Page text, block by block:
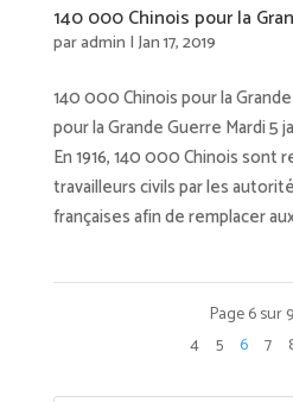
140 000 Chinois pour la
paradmin |Jan 17, 2019
140 000 Chinois pour la
pour la Grande Guerre Mardi 5
En 1916, 140 000 Chinois sont
travailleurs civils par les
françaises afin de remplacer
Page 6 sur 9
4
5 6 7